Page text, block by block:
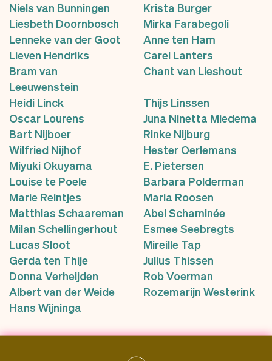
Niels van Bunningen
Krista Burger
Liesbeth Doornbosch
Mirka Farabegoli
Lenneke van der Goot
Anne ten Ham
Lieven Hendriks
Carel Lanters
Bram van
Leeuwenstein
Chant van Lieshout
Heidi Linck
Thijs Linssen
Oscar Lourens
Juna Ninetta Miedema
Bart Nijboer
Rinke Nijburg
Wilfried Nijhof
Hester Oerlemans
Miyuki Okuyama
E. Pietersen
Louise te Poele
Barbara Polderman
Marie Reintjes
Maria Roosen
Matthias Schaareman
Abel Schaminée
Milan Schellingerhout
Esmee Seebregts
Lucas Sloot
Mireille Tap
Gerda ten Thije
Julius Thissen
Donna Verheijden
Rob Voerman
Albert van der Weide
Rozemarijn Westerink
Hans Wijninga